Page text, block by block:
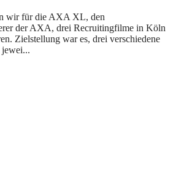
wir für die AXA XL, den
der AXA, drei Recruitingfilme in Köln
Zielstellung war es, drei verschiedene
jewei...